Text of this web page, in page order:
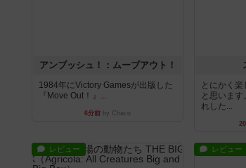
アンブッシュ！：ムーブアウト！
1984年にVictory Gamesが出版した
『Move Out！』...
6分前 by Chaco
とにかく
と思いま
れした...
レビュー レビュー